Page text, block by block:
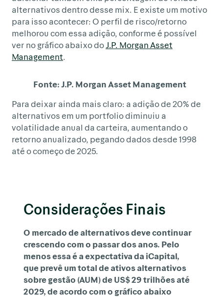
alternativos dentro desse mix. E existe um motivo
para isso acontecer: O perfil de risco/retorno
melhorou com essa adição, conforme é possível
ver no gráfico abaixo doJ.P. Morgan Asset
Management.
Fonte: J.P. Morgan Asset Management
Para deixar ainda mais claro: a adição de 20% de
alternativos em um portfolio diminuiu a
volatilidade anual da carteira, aumentando o
retorno anualizado, pegando dados desde 1998
até o começo de 2025.
Considerações Finais
O mercado de alternativos deve continuar
crescendo com o passar dos anos. Pelo
menos essa é a expectativa da iCapital,
que prevê um total de ativos alternativos
sobre gestão (AUM) de US$ 29 trilhões até
2029, de acordo com o gráfico abaixo